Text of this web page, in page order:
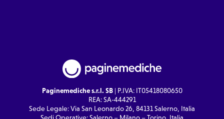
Paginemediche s.r.l. SB| P.IVA: IT05418080650
REA: SA-444291
Sede Legale: Via San Leonardo 26, 84131 Salerno, Italia
Sedi Operative: Salerno – Milano – Torino, Italia